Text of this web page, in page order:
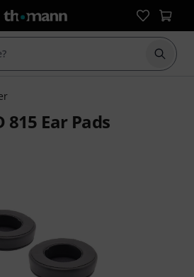
Suche
Ear Pads
Sternen aus 2 Kundenbewertungen